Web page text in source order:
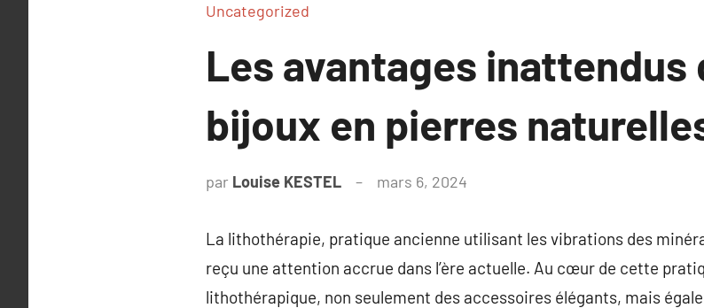
Uncategorized
Les avantages inattendus
bijoux en pierres
par Louise KESTEL mars 6, 2024
La lithothérapie, pratique ancienne utilisant les vibrations des
reçu une attention accrue dans l’ère actuelle. Au cœur de cette
lithothérapique, non seulement des accessoires élégants, mais